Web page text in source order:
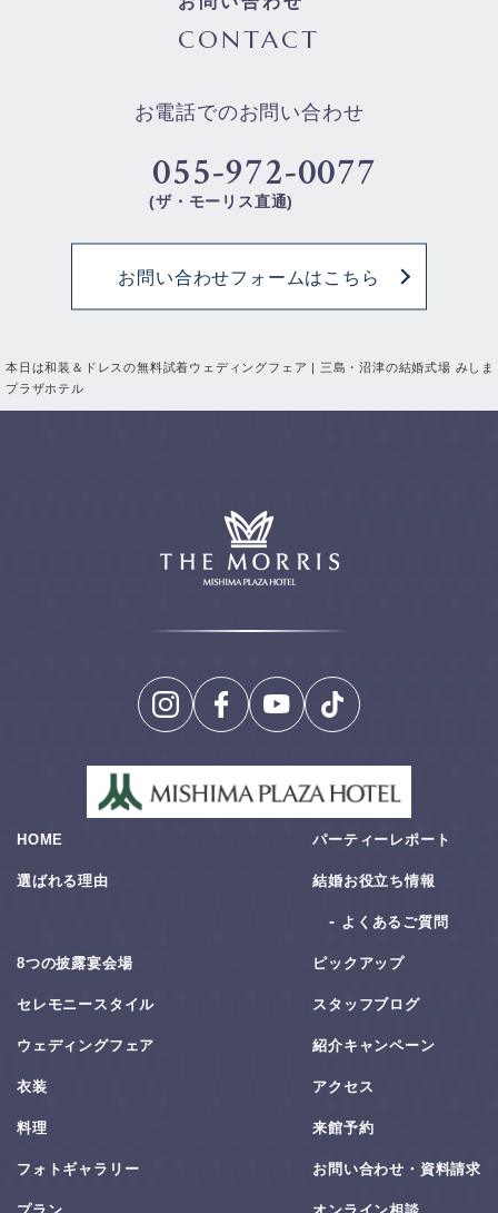
本日は和装＆ドレスの無料試着ウェディングフェア | 三島・沼津の結婚式場 みしま
プラザホテル
CONTACT
お電話でのお問い合わせ
055-972-0077
(ザ・モーリス直通)
お問い合わせフォームはこちら
HOME
選ばれる理由
8つの披露宴会場
セレモニースタイル
ウェディングフェア
衣装
料理
フォトギャラリー
パーティーレポート
結婚お役⽴ち情報
よくあるご質問
ピックアップ
スタッフブログ
紹介キャンペーン
アクセス
来館予約
お問い合わせ・資料請求